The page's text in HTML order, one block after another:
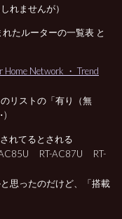
れませんが）
たルーターの一覧表 と
Network ・ Trend
リストの「有り（無
)
れてるとされる
RT-AC87U RT-
思ったのだけど、「搭載